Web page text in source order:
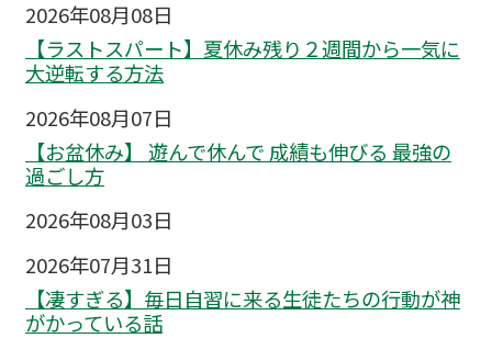
2026年08月08日
【ラストスパート】夏休み残り２週間から一気に
大逆転する方法
2026年08月07日
【お盆休み】 遊んで休んで 成績も伸びる 最強の
過ごし方
2026年08月03日
2026年07月31日
【凄すぎる】毎日自習に来る生徒たちの行動が神
がかっている話